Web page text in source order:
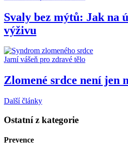
Svaly bez mýtů: Jak na
výživu
Jarní vášeň pro zdravé tělo
Zlomené srdce není jen
Další články
Ostatní z kategorie
Prevence